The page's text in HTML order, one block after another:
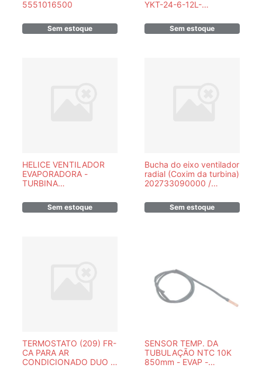
5551016500
Sem estoque
YKT-24-6-12L-
Sem estoque
HELICE VENTILADOR
EVAPORADORA -
TURBINA
Sem estoque
Bucha do eixo ventilador
radial (Coxim da turbina)
202733090000 /
Sem estoque
TERMOSTATO (209) FR-
CA PARA AR
CONDICIONADO DUO -
SENSOR TEMP. DA
TUBULAÇÃO NTC 10K
850mm - EVAP -